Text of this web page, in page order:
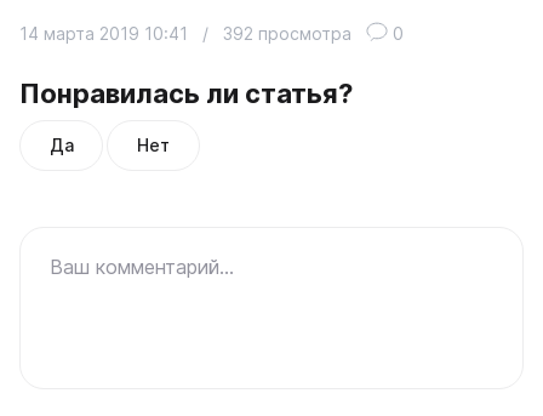
Понравилась ли статья?
Да Нет
14 марта 2019 10:41 / 392 просмотра 0
Ваш комментарий...